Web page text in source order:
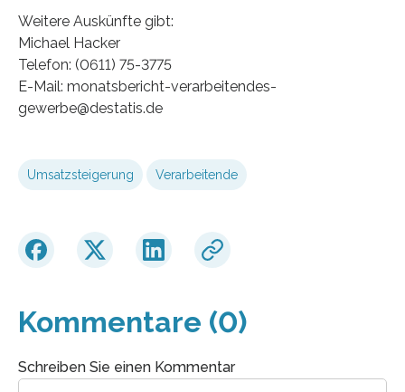
Weitere Auskünfte gibt:
Michael Hacker
Telefon: (0611) 75-3775
E-Mail: monatsbericht-verarbeitendes-
gewerbe@destatis.de
Umsatzsteigerung Verarbeitende
Kommentare (0)
Schreiben Sie einen Kommentar